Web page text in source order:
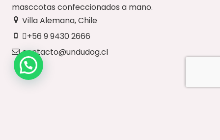
masccotas confeccionados a mano.
Villa Alemana, Chile
+56 9 9430 2666
contacto@undudog.cl